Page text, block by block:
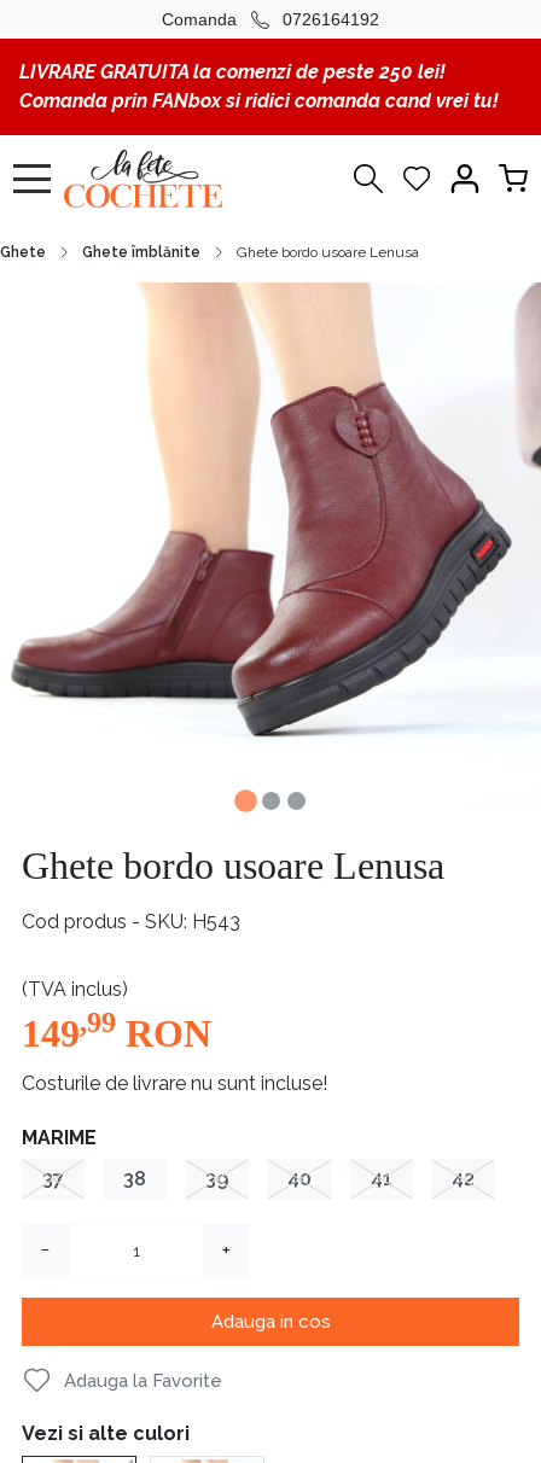
Comanda 0726164192
LIVRARE GRATUITA la comenzi de peste 250 lei!
Comanda prin FANbox si ridici comanda cand vrei tu!
Ghete Ghete îmblănite Ghete bordo usoare Lenusa
Ghete bordo usoare Lenusa
Cod produs - SKU H543
149,99 RON
(TVA inclus)
Costurile de livrare nu sunt incluse!
MARIME
37
38 39 40 41 42
− +
Adauga in cos
Adauga la Favorite
Vezi si alte culori